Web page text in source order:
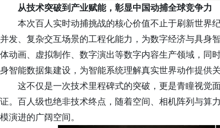
从技术突破到产业赋能，彰显中国动捕全球竞争力
本次百人实时动捕挑战的核心价值不止于刷新世界
并发、复杂交互场景的工程化能力，为数字经济与具身
体动画、虚拟制作、数字演出等数字内容生产领域，同
身智能数据集建设，为智能系统理解真实世界动作提供
这不仅是一次技术里程碑式的突破，更是青瞳视觉
证。百人级也绝非技术终点，随着空间、相机阵列与算
模演进的广阔空间。